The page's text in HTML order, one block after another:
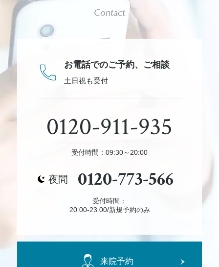
Contact
お電話でのご予約、 ご相談
土日祝も受付
0120-911-935
受付時間：09:30～20:00
夜間 0120-773-566
受付時間：
20:00-23:00/新規予約のみ
来院予約